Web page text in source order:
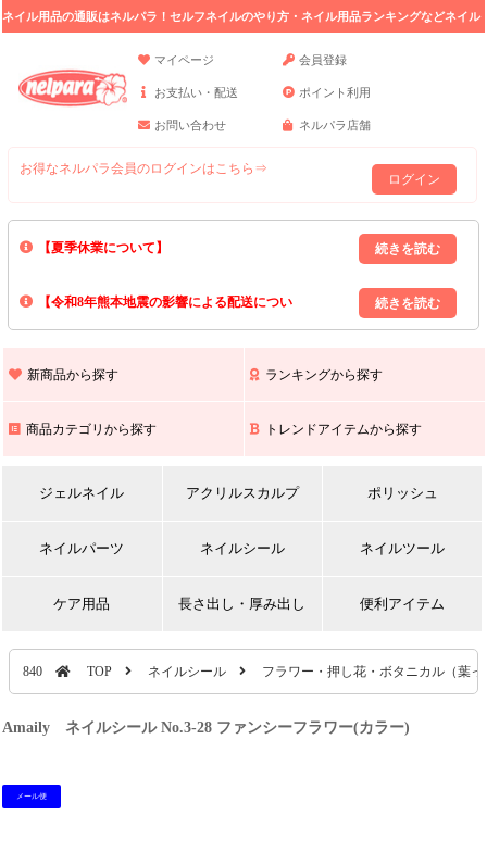
ネイル用品の通販はネルパラ！セルフネイルのやり方・ネイル用品ランキングなどネイル
マイページ
会員登録
お支払い・配送 ポイント利用
お問い合わせ ネルパラ店舗
お得なネルパラ会員のログインはこちら⇒
ログイン
【夏季休業について】
8/13(木)～8/16(日)の間｢出荷業務・お問い合わせ業務｣はお休みいたしま
上記期間中のご注文・お問い合わせは8/17(月)以降の対応となりますので
【令和8年熊本地震の影響による配送につい
また､ 九州全域でお荷物のお届けに遅延が生じております｡
新商品から探す ランキングから探す
商品カテゴリから探す トレンドアイテムから探す
ジェルネイル アクリルスカルプ ポリッシュ
ネイルパーツ ネイルシール ネイルツール
ケア用品 長さ出し・厚み出し 便利アイテム
840 TOP ネイルシール フラワー・押し花・ボタニカル（葉
Amaily ネイルシール No.3-28 ファンシーフラワー(カラー)
メール便